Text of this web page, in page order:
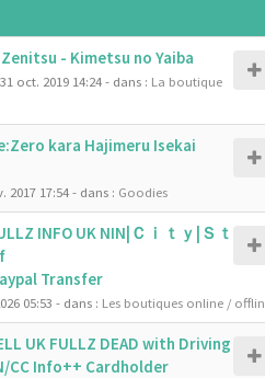
- Kimetsu no Yaiba
oct. 2019 14:24- dans : La boutique
kara Hajimeru Isekai
2017 17:54- dans : Goodies
INFO UK NIN|Ｃｉｔｙ|Ｓｔ
Transfer
05:53 - dans : Les boutiques online /
UK FULLZ DEAD with Driving
CC Info++ Cardholder